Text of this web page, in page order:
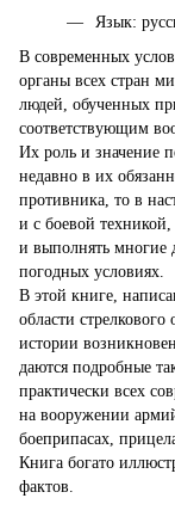
Язык:
В современных
органы всех стран
людей, обученных
соответствующим
Их роль и значение
недавно в их
противника, то в
и с боевой
и выполнять многие
погодных условиях.
В этой книге,
области
истории
даются подробные
практически всех
на вооружении
боеприпасах,
Книга богато
фактов.